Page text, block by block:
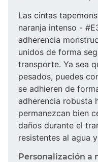
Las cintas
naranja intenso -
adherencia
unidos de forma
transporte. Ya sea
pesados, puedes
se adhieren de
adherencia robusta
permanezcan bien
daños durante el
resistentes al agua
Personalización a